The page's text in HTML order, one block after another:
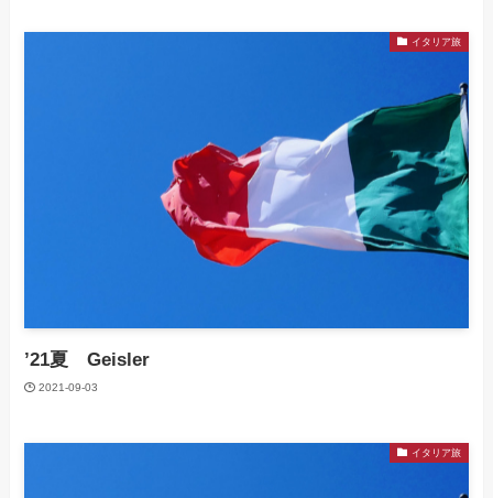
イタリア旅
’21夏 Geisler
2021-09-03
イタリア旅